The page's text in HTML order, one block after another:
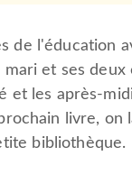
de l'éducation
et ses deux
et les après-
livre, on
bibliothèque.